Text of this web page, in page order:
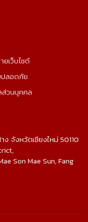
ยเว็บไซต์
ลอดภัย
วนบุคคล
จังหวัดเชียงใหม่ 50110
Son Mae Sun, Fang